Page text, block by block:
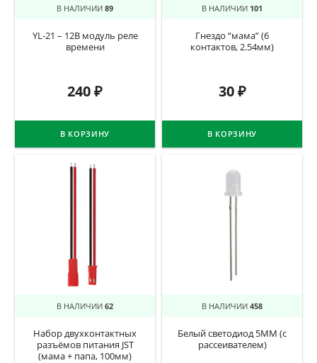
В НАЛИЧИИ 89
YL-21 – 12В модуль реле
времени
240₽
В КОРЗИНУ
В НАЛИЧИИ 101
Гнездо “мама” (6
контактов, 2.54мм)
30₽
В КОРЗИНУ
В НАЛИЧИИ 62
Набор двухконтактных
разъёмов питания JST
(мама + папа, 100мм)
В НАЛИЧИИ 458
Белый светодиод 5ММ (с
рассеивателем)